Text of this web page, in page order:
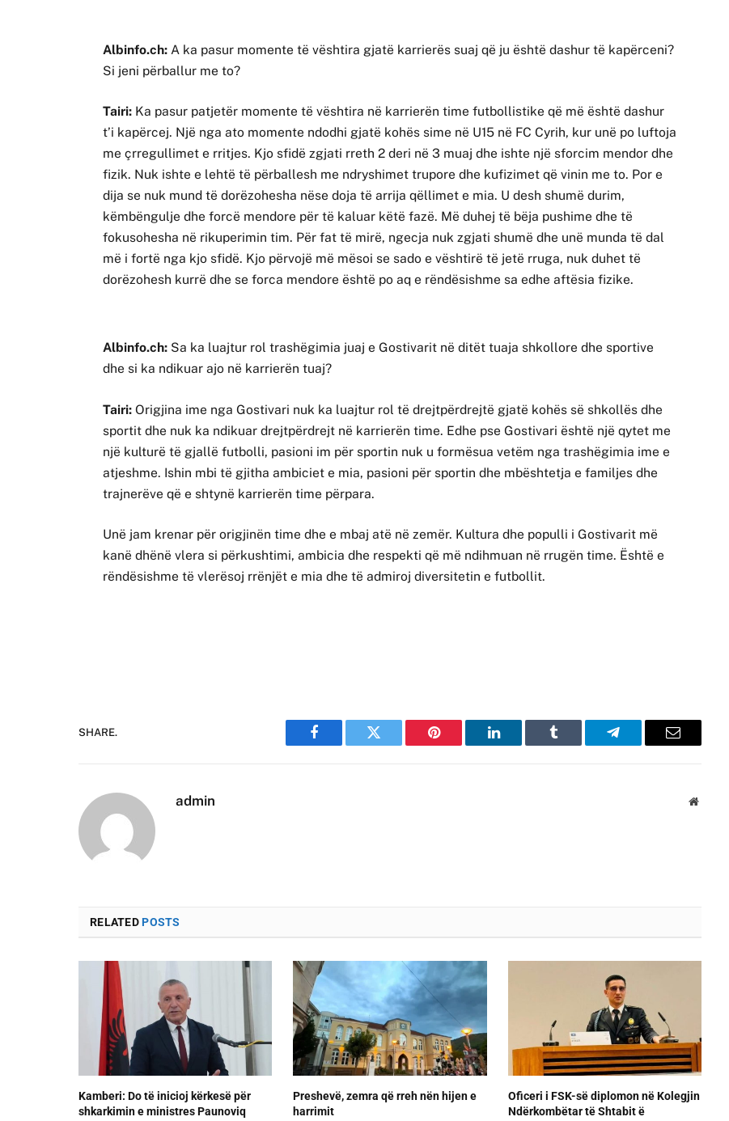
Albinfo.ch: A ka pasur momente të vështira gjatë karrierës suaj që ju është dashur të kapërceni?
Si jeni përballur me to?
Tairi: Ka pasur patjetër momente të vështira në karrierën time futbollistike që më është dashur
t’i kapërcej. Një nga ato momente ndodhi gjatë kohës sime në U15 në FC Cyrih, kur unë po luftoja
me çrregullimet e rritjes. Kjo sfidë zgjati rreth 2 deri në 3 muaj dhe ishte një sforcim mendor dhe
fizik. Nuk ishte e lehtë të përballesh me ndryshimet trupore dhe kufizimet që vinin me to. Por e
dija se nuk mund të dorëzohesha nëse doja të arrija qëllimet e mia. U desh shumë durim,
këmbëngulje dhe forcë mendore për të kaluar këtë fazë. Më duhej të bëja pushime dhe të
fokusohesha në rikuperimin tim. Për fat të mirë, ngecja nuk zgjati shumë dhe unë munda të dal
më i fortë nga kjo sfidë. Kjo përvojë më mësoi se sado e vështirë të jetë rruga, nuk duhet të
dorëzohesh kurrë dhe se forca mendore është po aq e rëndësishme sa edhe aftësia fizike.
Albinfo.ch: Sa ka luajtur rol trashëgimia juaj e Gostivarit në ditët tuaja shkollore dhe sportive
dhe si ka ndikuar ajo në karrierën tuaj?
Tairi: Origjina ime nga Gostivari nuk ka luajtur rol të drejtpërdrejtë gjatë kohës së shkollës dhe
sportit dhe nuk ka ndikuar drejtpërdrejt në karrierën time. Edhe pse Gostivari është një qytet me
një kulturë të gjallë futbolli, pasioni im për sportin nuk u formësua vetëm nga trashëgimia ime e
atjeshme. Ishin mbi të gjitha ambiciet e mia, pasioni për sportin dhe mbështetja e familjes dhe
trajnerëve që e shtynë karrierën time përpara.
Unë jam krenar për origjinën time dhe e mbaj atë në zemër. Kultura dhe populli i Gostivarit më
kanë dhënë vlera si përkushtimi, ambicia dhe respekti që më ndihmuan në rrugën time. Është e
rëndësishme të vlerësoj rrënjët e mia dhe të admiroj diversitetin e futbollit.
SHARE.
Facebook Twitter Pinterest LinkedIn Tumblr Telegram Email
admin Website
RELATEDPOSTS
Kamberi: Do të inicioj kërkesë për
shkarkimin e ministres Paunoviq
Preshevë, zemra që rreh nën hijen e
harrimit
Oficeri i FSK-së diplomon në Kolegjin
Ndërkombëtar të Shtabit ë